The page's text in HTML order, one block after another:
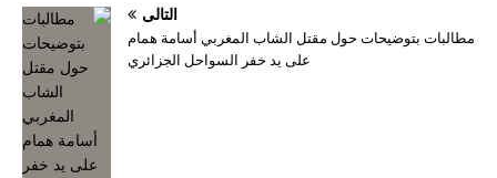
التالي
مطالبات بتوضيحات حول مقتل الشاب المغربي أسامة همام
على يد خفر السواحل الجزائري